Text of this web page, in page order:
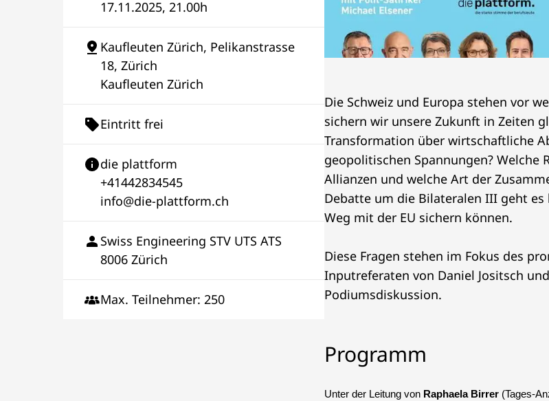
17.11.2025, 21.00h
Kaufleuten Zürich, Pelikanstrasse
18, Zürich
Kaufleuten Zürich
Eintritt frei
die plattform
+41442834545
info@die-plattform.ch
Swiss Engineering STV UTS ATS
8006 Zürich
Max. Teilnehmer: 250
Die Schweiz und Europa stehen vor
sichern wir unsere Zukunft in Zeiten
Transformation über wirtschaftliche
geopolitischen Spannungen?
Allianzen und welche Art der
Debatte um die Bilateralen III geht
Weg mit der EU sichern können.
Diese Fragen stehen im Fokus des
Inputreferaten von Daniel Jositsch
Podiumsdiskussion.
Programm
Unter der Leitung von Raphaela Birrer (Tages-